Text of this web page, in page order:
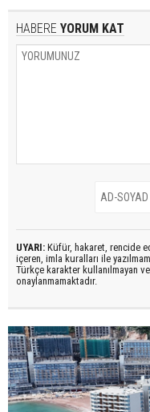
HABERE YORUM KAT
UYARI: Küfür, hakaret, rencide
içeren, imla kuralları ile
Türkçe karakter kullanılmayan
onaylanmamaktadır.